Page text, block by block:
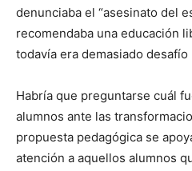
denunciaba el “asesinato del
recomendaba una educación
todavía era demasiado desafío
Habría que preguntarse cuál
alumnos ante las
propuesta pedagógica se
atención a aquellos alumnos